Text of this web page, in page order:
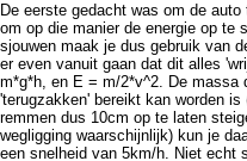
De eerste gedacht was om de
om op die manier de energie op te
sjouwen maak je dus gebruik van
er even vanuit gaan dat dit alles
m*g*h, en E = m/2*v^2. De massa
'terugzakken' bereikt kan worden
remmen dus 10cm op te laten
wegligging waarschijnlijk) kun je
een snelheid van 5km/h. Niet echt